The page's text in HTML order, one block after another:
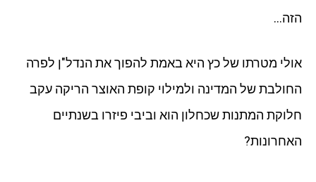
הזה…
אולי מטרתו של כץ היא באמת להפוך את הנדל"ן לפרה
החולבת של המדינה ולמילוי קופת האוצר הריקה עקב
חלוקת המתנות שכחלון הוא וביבי פיזרו בשנתיים
האחרונות?